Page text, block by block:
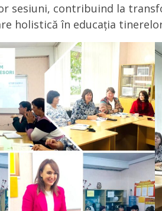
sesiuni, contribuind la
holistică în educația